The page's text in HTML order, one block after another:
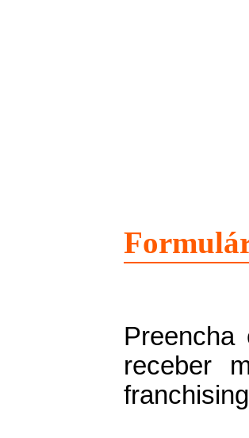
Preencha
receber